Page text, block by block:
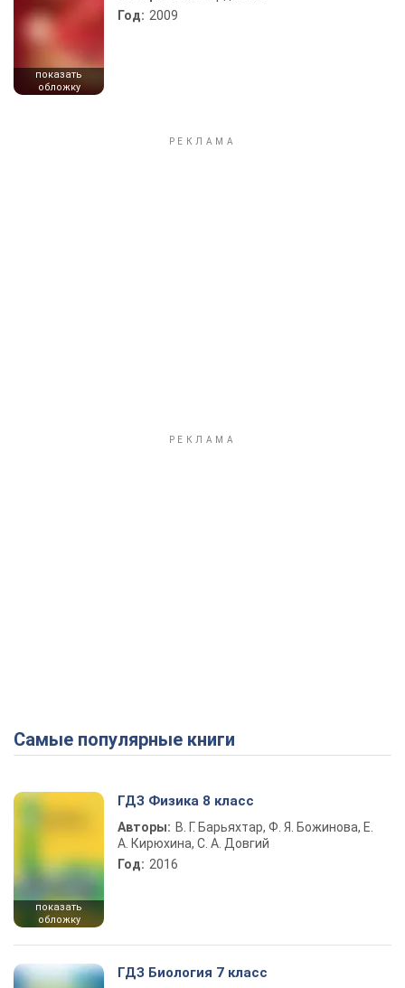
показать
обложку
Год: 2009
Самые популярные книги
показать
обложку
ГДЗ Физика 8 класс
Авторы: В. Г. Барьяхтар, Ф. Я. Божинова, Е.
А. Кирюхина, С. А. Довгий
Год: 2016
ГДЗ Биология 7 класс